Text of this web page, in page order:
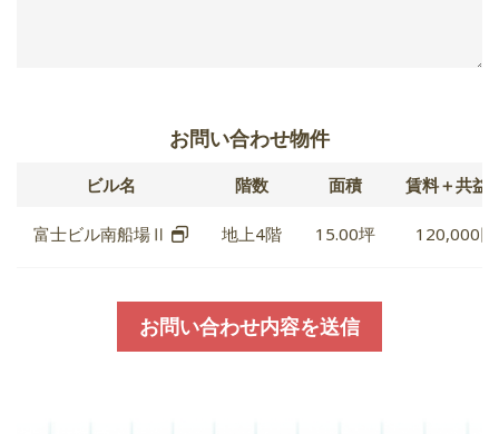
お問い合わせ物件
ビル名 階数 面積 賃料＋共益
富士ビル南船場Ⅱ 地上4階 15.00坪 120,000円
お問い合わせ内容を送信